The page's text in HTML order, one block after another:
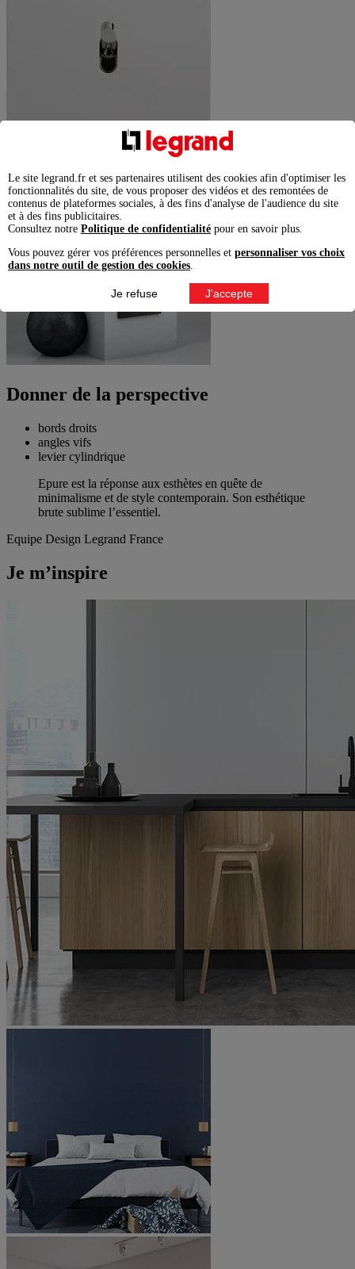
Donner de la perspective
bords droits
angles vifs
levier cylindrique
Epure est la réponse aux esthètes en quête de
minimalisme et de style contemporain. Son esthétique
brute sublime l’essentiel.
Equipe Design Legrand France
Je m’inspire
Le site legrand.fr et ses partenaires utilisent des cookies afin d'optimiser les
fonctionnalités du site, de vous proposer des vidéos et des remontées de
contenus de plateformes sociales, à des fins d'analyse de l'audience du site
et à des fins publicitaires.
Consultez notre Politique de confidentialité pour en savoir plus.
Vous pouvez gérer vos préférences personnelles et personnaliser vos choix
dans notre outil de gestion des cookies.
Je refuse J'accepte